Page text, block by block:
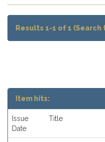
Results 1-1 of 1
Item hits:
Issue
Date
Title